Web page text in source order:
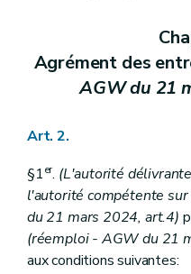
Agrément des
AGW du 21
Art. 2.
§1er. (L'autorité
l'autorité compétente
du 21 mars 2024, art.4)
(réemploi - AGW du 21
aux conditions suivantes: